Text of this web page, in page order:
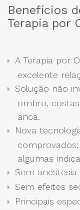
Benefícios
Terapia por
A Terapia por
excelente
Solução não
ombro,
anca.
Nova
algumas
Sem
Sem efeitos
Principais